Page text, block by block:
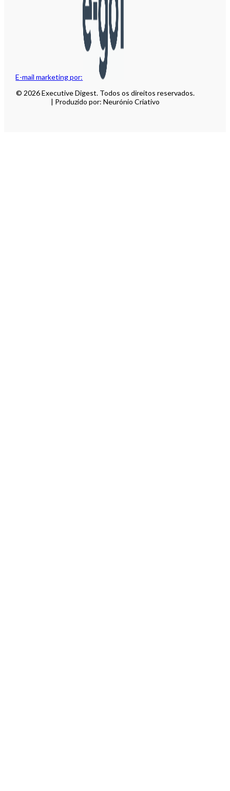
E-mail marketing por:
© 2026 Executive Digest. Todos os direitos reservados.
| Produzido por: Neurónio Criativo